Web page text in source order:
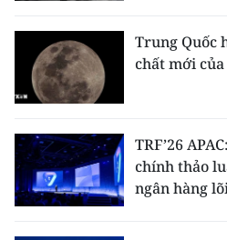
NHÂN DÂN CUỐI TUẦN
NHÂN DÂN HẰNG THÁNG
MUA BÁO
ĐỌC BÁO IN
Trung Quốc
chất mới
TRF’26
chính thảo
ngân hàng